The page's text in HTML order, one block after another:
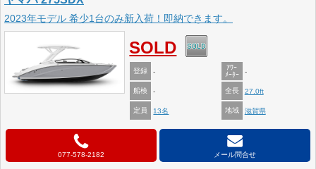
2023年モデル 希少1台のみ新入荷！即納できます。
SOLD
登録 -
ｱﾜｰ
ﾒｰﾀｰ
-
船検 - 全長 27.0ft
定員 13名 地域 滋賀県
077-578-2182 メール問合せ